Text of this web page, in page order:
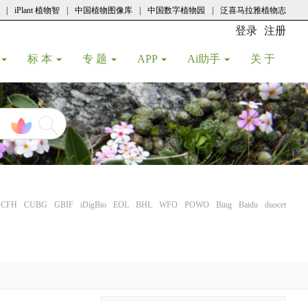
iPlant 植物智 中国植物图像库 中国数字植物园 泛喜马拉雅植物志
登录 注册
标 本 专 题 APP Ai助手 关 于
CFH CUBG GBIF iDigBio EOL BHL WFO POWO Bing Baidu duocet